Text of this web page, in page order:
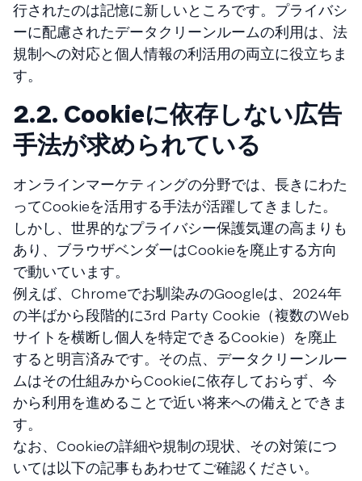
行されたのは記憶に新しいところです。プライバシ
ーに配慮されたデータクリーンルームの利用は、法
規制への対応と個人情報の利活用の両立に役立ちま
す。
2.2. Cookieに依存しない広告
手法が求められている
オンラインマーケティングの分野では、長きにわた
ってCookieを活用する手法が活躍してきました。
しかし、世界的なプライバシー保護気運の高まりも
あり、ブラウザベンダーはCookieを廃止する方向
で動いています。
例えば、Chromeでお馴染みのGoogleは、2024年
の半ばから段階的に3rd Party Cookie（複数のWeb
サイトを横断し個人を特定できるCookie）を廃止
すると明言済みです。その点、データクリーンルー
ムはその仕組みからCookieに依存しておらず、今
から利用を進めることで近い将来への備えとできま
す。
なお、Cookieの詳細や規制の現状、その対策につ
いては以下の記事もあわせてご確認ください。